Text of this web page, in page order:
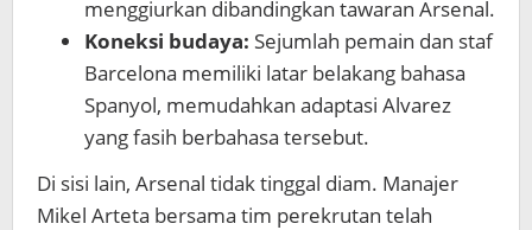
menggiurkan dibandingkan tawaran Arsenal.
Koneksi budaya: Sejumlah pemain dan staf
Barcelona memiliki latar belakang bahasa
Spanyol, memudahkan adaptasi Alvarez
yang fasih berbahasa tersebut.
Di sisi lain, Arsenal tidak tinggal diam. Manajer
Mikel Arteta bersama tim perekrutan telah